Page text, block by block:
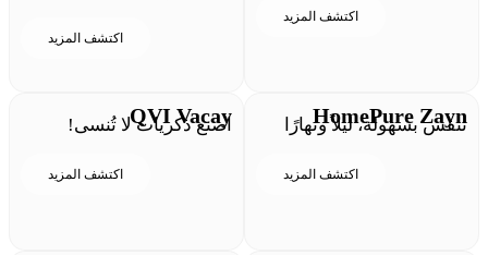
اكتشف المزيد
اكتشف المزيد
HomePure Zayn
تنفس بسهولة، ليلاً ونهارًا
اكتشف المزيد
QVI Vacay
اصنع ذكريات لا تُنسى!
اكتشف المزيد